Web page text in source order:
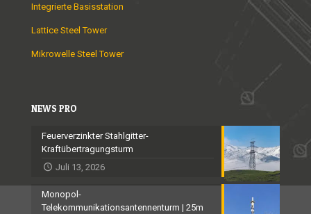
Integrierte Basisstation
Lattice Steel Tower
Mikrowelle Steel Tower
NEWS PRO
Feuerverzinkter Stahlgitter-
Kraftübertragungsturm
Juli 13, 2026
Monopol-
Telekommunikationsantennenturm | 25m